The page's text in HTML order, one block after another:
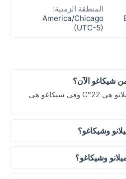
المنطقة الزمنية:
America/Chicago
(UTC-5)
شيكاغو الآن؟
حاليًا، درجة الحرارة في ميلانو هي 22°C وفي شيكاغو هي
وشيكاغو؟
وشيكاغو؟